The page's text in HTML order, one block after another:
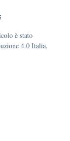
è stato
4.0 Italia.